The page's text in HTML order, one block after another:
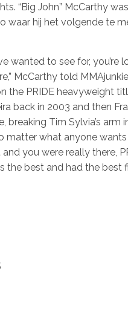
“Big John” McCarthy
waar hij het volgende te
wanted to see for, you’re
McCarthy told
the PRIDE heavyweight
back in 2003 and then
breaking Tim Sylvia’s arm
matter what anyone
you were really there,
the best and had the best